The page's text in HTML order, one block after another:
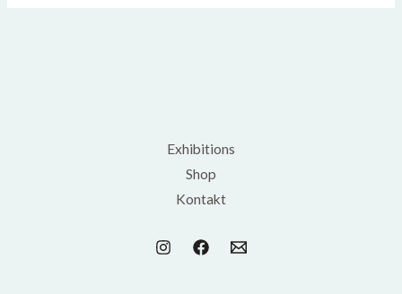
Exhibitions
Shop
Kontakt